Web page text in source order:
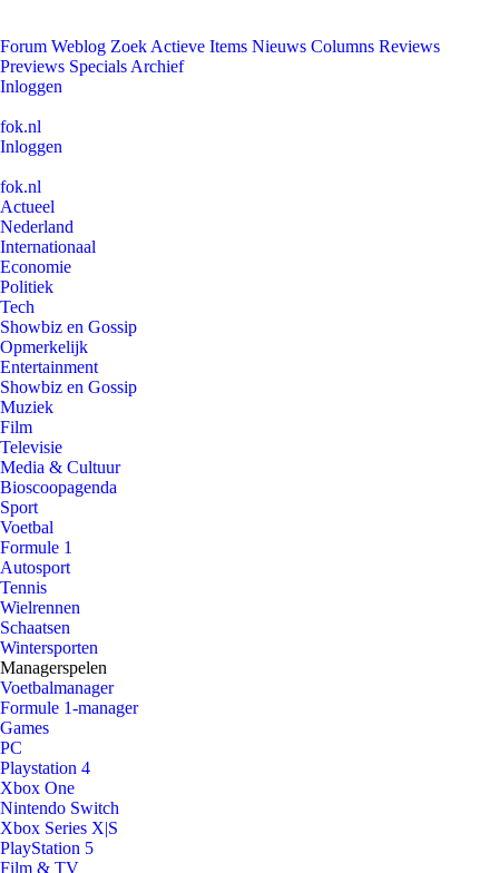
Forum Weblog Zoek Actieve Items Nieuws Columns Reviews
Previews Specials Archief
Inloggen
fok.nl
Inloggen
fok.nl
Actueel
Nederland
Internationaal
Economie
Politiek
Tech
Showbiz en Gossip
Opmerkelijk
Entertainment
Showbiz en Gossip
Muziek
Film
Televisie
Media & Cultuur
Bioscoopagenda
Sport
Voetbal
Formule 1
Autosport
Tennis
Wielrennen
Schaatsen
Wintersporten
Managerspelen
Voetbalmanager
Formule 1-manager
Games
PC
Playstation 4
Xbox One
Nintendo Switch
Xbox Series X|S
PlayStation 5
Film & TV